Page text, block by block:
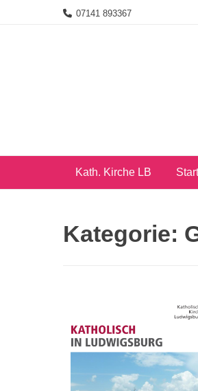
07141 893367
Kath. Kirche LB
Kategorie: